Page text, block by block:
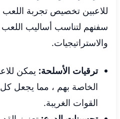
للاعبين تخصيص تجربة اللعب
سفنهم لتناسب أساليب
والاستراتيجيات.
ترقيات الأسلحة: يمكن
الخاصة بهم ، مما يجعل
القوات الغريبة.